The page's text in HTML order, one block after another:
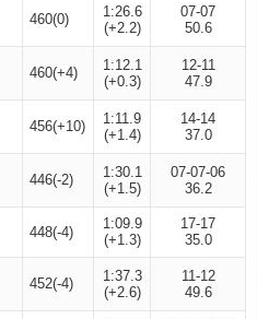
460(0)
1:26.6
(+2.2)
07-07
50.6
460(+4)
1:12.1
(+0.3)
12-11
47.9
456(+10)
1:11.9
(+1.4)
14-14
37.0
446(-2)
1:30.1
(+1.5)
07-07-06
36.2
448(-4)
1:09.9
(+1.3)
17-17
35.0
452(-4)
1:37.3
(+2.6)
11-12
49.6